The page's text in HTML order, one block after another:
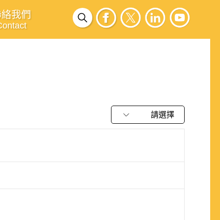
我們
請選擇